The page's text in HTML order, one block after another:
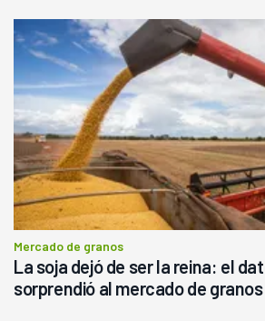
Mercado de granos
La soja dejó de ser la reina: el
sorprendió al mercado de granos